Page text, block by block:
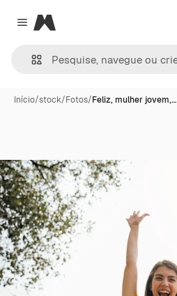
Close menu
Magnific
Início/stock/Fotos/Feliz, mulher jovem,…